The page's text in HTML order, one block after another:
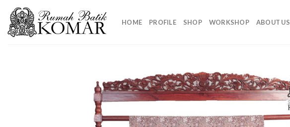
content
HOME PROFILE SHOP WORKSHOP ABOUT US